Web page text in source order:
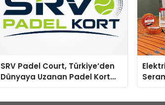
SRV Padel Court, Türkiye’den
Dünyaya Uzanan Padel Kort
Üretiminde Güvenin Adresi
En